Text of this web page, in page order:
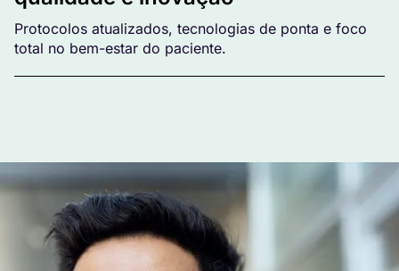
Protocolos atualizados, tecnologias de ponta e foco
total no bem-estar do paciente.